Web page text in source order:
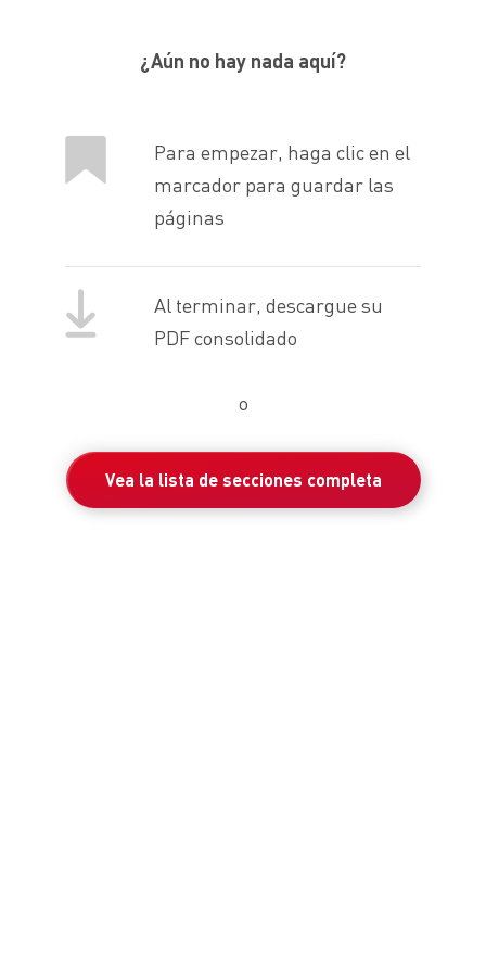
¿Aún no hay nada aquí?
Para empezar, haga clic en el
marcador para guardar las
páginas
Al terminar, descargue su
PDF consolidado
o
Vea la lista de secciones completa